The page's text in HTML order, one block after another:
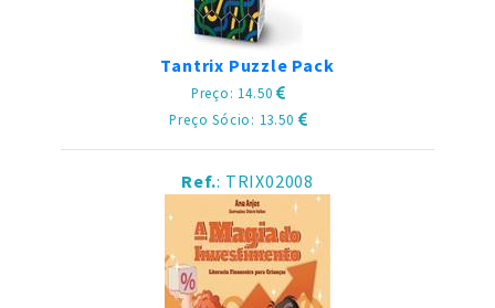
Tantrix Puzzle Pack
Preço: 14.50
Preço Sócio: 13.50
Ref.: TRIX02008